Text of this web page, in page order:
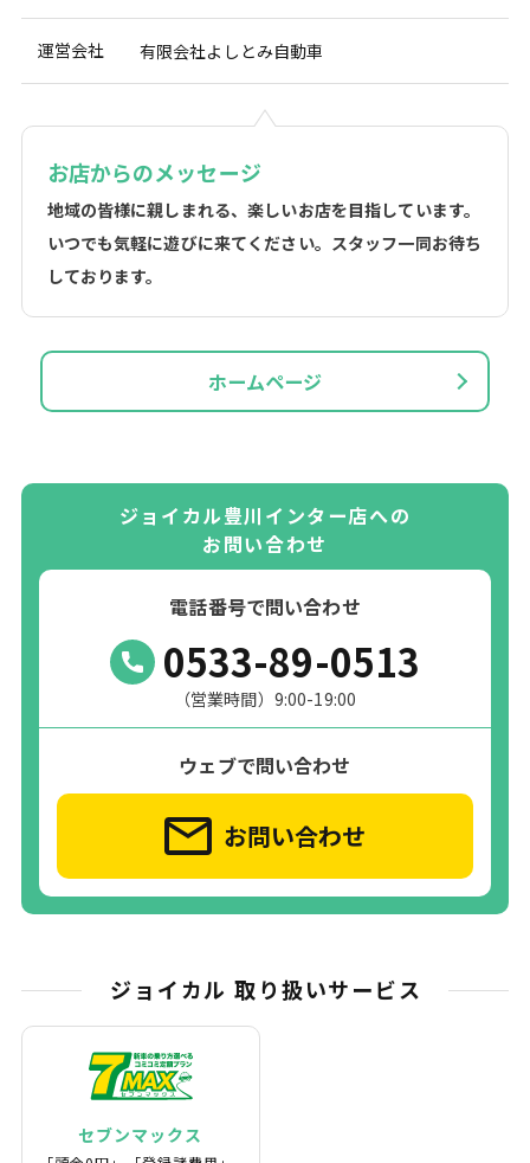
ホームページ
運営会社 有限会社よしとみ自動車
お店からのメッセージ
地域の皆様に親しまれる、楽しいお店を目指しています。
いつでも気軽に遊びに来てください。スタッフ一同お待ち
しております。
ジョイカル豊川インター店への
お問い合わせ
電話番号で問い合わせ
0533-89-0513
（営業時間）9:00-19:00
ウェブで問い合わせ
お問い合わせ
ジョイカル 取り扱いサービス
セブンマックス